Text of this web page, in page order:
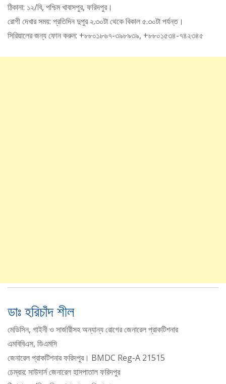
ঠিকানা: ১২/বি, পশ্চিম খাবাসপুর, ফরিদপুর।
রোগী দেখার সময়: প্রতিদিন দুপুর ২.৩০টা থেকে বিকাল ৫.৩০টা পর্যন্ত।
সিরিয়ালের জন্য ফোন করুন: +৮৮০১৮৬৭-৩৯৮৯৩৯, +৮৮০১৫৩৪-৭৪২৩৪৫
ডাঃ হরিচাঁদ শীল
মেডিসিন, গাইনী ও সার্জারীসহ অন্যান্য রোগের জেনারেল প্রাকটিশনার
এমবিবিএস, ডিএমসি
জেনারেল প্রাকটিশনার ফরিদপুর। BMDC Reg-A 21515
চেম্বার: সাউদার্ন জেনারেল হাসপাতাল ফরিদপুর